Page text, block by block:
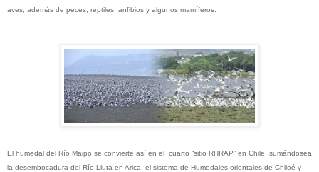
aves, además de peces, reptiles, anfibios y algunos mamíferos.
El humedal del Río Maipo se convierte así en el cuarto “sitio RHRAP” en Chile, sumándosea
la desembocadura del Río Lluta en Arica, el sistema de Humedales orientales de Chiloé y